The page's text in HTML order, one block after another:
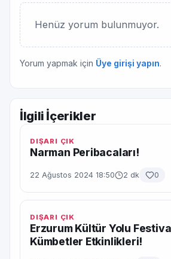
Henüz yorum bulunmuyor.
Yorum yapmak için Üye girişi yapın.
İlgili İçerikler
DIŞARI ÇIK
Narman Peribacaları!
22 Ağustos 2024 18:50 2 dk 0
DIŞARI ÇIK
Erzurum Kültür Yolu
Kümbetler Etkinlikleri!